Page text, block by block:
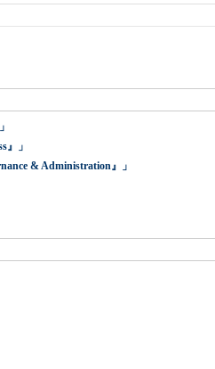
』」
& Administration』」